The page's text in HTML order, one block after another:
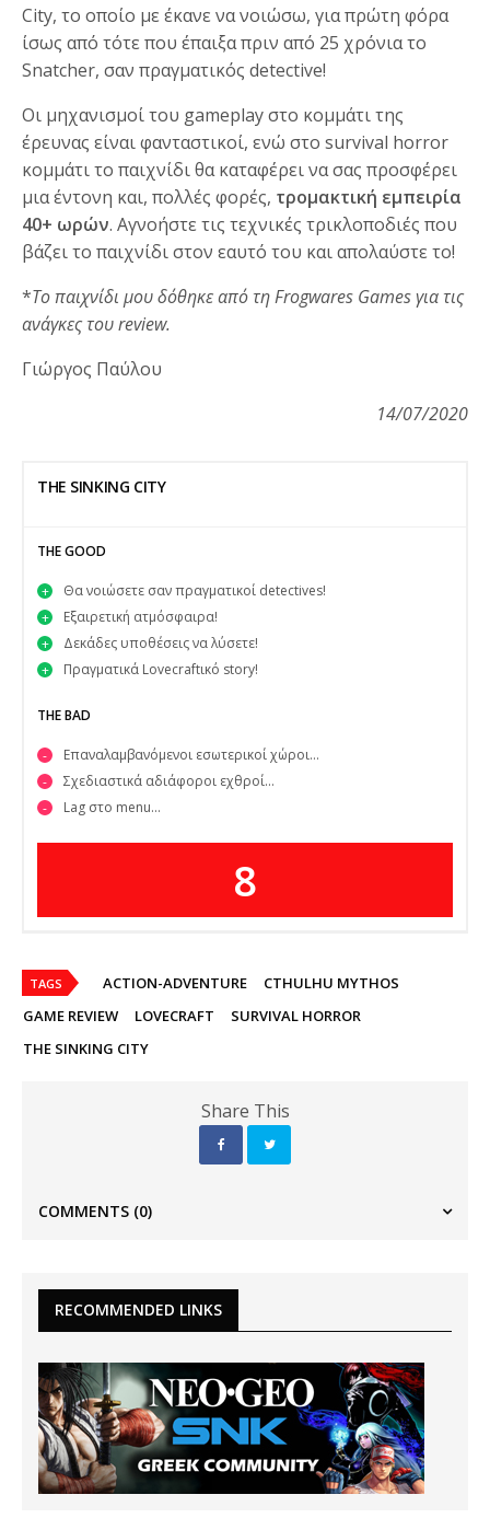
City, το οποίο με έκανε να νοιώσω, για πρώτη φόρα
ίσως από τότε που έπαιξα πριν από 25 χρόνια το
Snatcher, σαν πραγματικός detective!
Οι μηχανισμοί του gameplay στο κομμάτι της
έρευνας είναι φανταστικοί, ενώ στο survival horror
κομμάτι το παιχνίδι θα καταφέρει να σας προσφέρει
μια έντονη και, πολλές φορές, τρομακτική εμπειρία
40+ ωρών. Αγνοήστε τις τεχνικές τρικλοποδιές που
βάζει το παιχνίδι στον εαυτό του και απολαύστε το!
*Το παιχνίδι μου δόθηκε από τη Frogwares Games για τις
ανάγκες του review.
Γιώργος Παύλου
14/07/2020
THE SINKING CITY
THE GOOD
Θα νοιώσετε σαν πραγματικοί detectives!
Εξαιρετική ατμόσφαιρα!
Δεκάδες υποθέσεις να λύσετε!
Πραγματικά Lovecraftικό story!
THE BAD
Επαναλαμβανόμενοι εσωτερικοί χώροι…
Σχεδιαστικά αδιάφοροι εχθροί…
Lag στο menu...
8
TAGS ACTION-ADVENTURE
CTHULHU MYTHOS
GAME REVIEW
LOVECRAFT
SURVIVAL HORROR
THE SINKING CITY
Share This
COMMENTS (0)
RECOMMENDED LINKS